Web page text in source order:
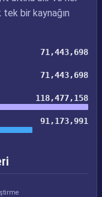
bir kaynağın
71,443,698
71,443,698
118,477,158
91,173,991